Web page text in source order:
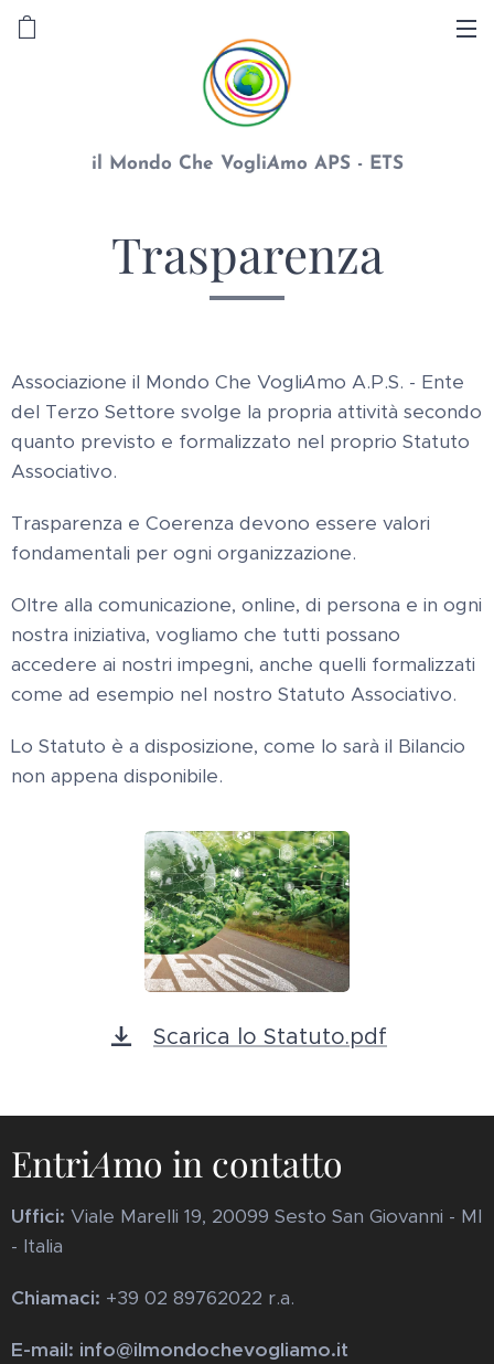
il Mondo Che VogliAmo APS - ETS
Trasparenza
Associazione il Mondo Che VogliAmo A.P.S. - Ente
del Terzo Settore svolge la propria attività secondo
quanto previsto e formalizzato nel proprio Statuto
Associativo.
Trasparenza e Coerenza devono essere valori
fondamentali per ogni organizzazione.
Oltre alla comunicazione, online, di persona e in ogni
nostra iniziativa, vogliamo che tutti possano
accedere ai nostri impegni, anche quelli formalizzati
come ad esempio nel nostro Statuto Associativo.
Lo Statuto è a disposizione, come lo sarà il Bilancio
non appena disponibile.
Scarica lo Statuto.pdf
EntriAmo in contatto
Uffici: Viale Marelli 19, 20099 Sesto San Giovanni - MI
- Italia
Chiamaci: +39 02 89762022 r.a.
E-mail: info@ilmondochevogliamo.it